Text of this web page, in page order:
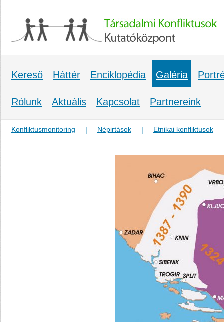
Kereső Háttér Enciklopédia Galéria
Rólunk Aktuális Kapcsolat Partnereink
Konfliktusmonitoring | Népirtások | Etnikai konfliktusok